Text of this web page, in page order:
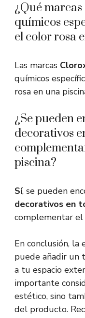
¿Qué
químicos
el color rosa
Las marcas
químicos
rosa en una
¿Se pueden
decorativos
piscina?
Sí, se pueden
decorativos en
complementar el
En conclusión, la
puede añadir un
a tu espacio
importante
estético, sino
del producto.